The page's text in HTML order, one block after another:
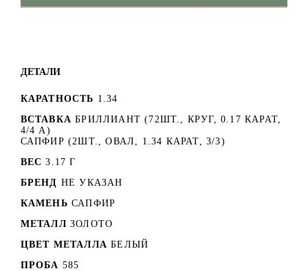
ДЕТАЛИ
КАРАТНОСТЬ 1.34
ВСТАВКА БРИЛЛИАНТ (72ШТ., КРУГ, 0.17 КАРАТ,
4/4 А)
САПФИР (2ШТ., ОВАЛ, 1.34 КАРАТ, 3/3)
ВЕС 3.17 Г
БРЕНД НЕ УКАЗАН
КАМЕНЬ САПФИР
МЕТАЛЛ ЗОЛОТО
ЦВЕТ МЕТАЛЛА БЕЛЫЙ
ПРОБА 585